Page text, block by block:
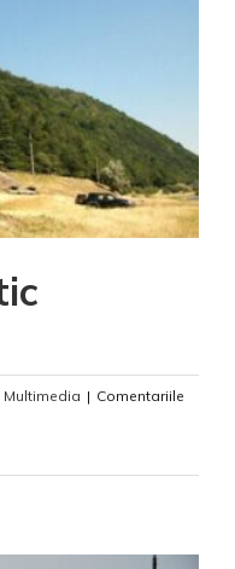
Multimedia | Comentariile